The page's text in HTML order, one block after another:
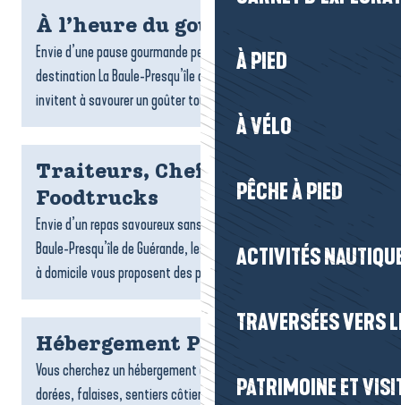
À PIED
À VÉLO
PÊCHE À PIED
ACTIVITÉS
TRAVERSÉES VERS
PATRIMOINE ET
À l’heure du goûter
Envie d’une pause gourmande pendant votre séjour ? Sur la
destination La Baule-Presqu’île de Guérande, de nombreux lieux
invitent à savourer un goûter tout en douceur : salons...
Traiteurs, Chefs à domicile et
Foodtrucks
Envie d’un repas savoureux sans cuisiner ? Sur la destination La
Baule-Presqu’île de Guérande, les traiteurs, foodtrucks et chefs
à domicile vous proposent des plats gourmands,...
Hébergement Pénestin
Vous cherchez un hébergement à Pénestin ? Entre plages
dorées, falaises, sentiers côtiers et estuaire, la commune